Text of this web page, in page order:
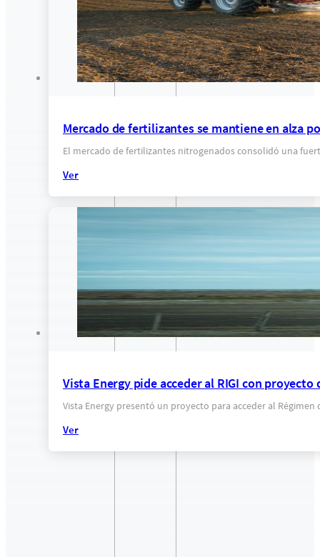
Mercado de fertilizantes se mantiene en alza
El mercado de fertilizantes nitrogenados consolidó una
Ver
Vista Energy pide acceder al RIGI con proyecto
Vista Energy presentó un proyecto para acceder al
Ver